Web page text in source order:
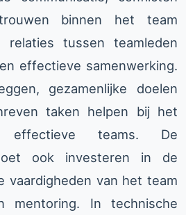
binnen het team
relaties tussen teamleden
effectieve samenwerking.
gezamenlijke doelen
taken helpen bij het
effectieve teams. De
ook investeren in de
vaardigheden van het team
mentoring. In technische